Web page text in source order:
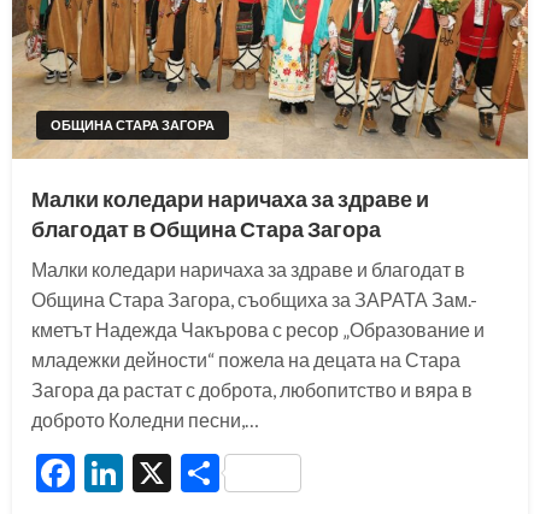
ОБЩИНА СТАРА ЗАГОРА
Малки коледари наричаха за здраве и
благодат в Община Стара Загора
Малки коледари наричаха за здраве и благодат в
Община Стара Загора, съобщиха за ЗАРАТА Зам.-
кметът Надежда Чакърова с ресор „Образование и
младежки дейности“ пожела на децата на Стара
Загора да растат с доброта, любопитство и вяра в
доброто Коледни песни,…
Facebook
LinkedIn
X Share